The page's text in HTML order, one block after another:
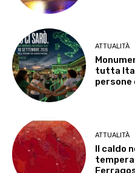
ATTUALITÀ
tutta
persone
ATTUALITÀ
Il caldo